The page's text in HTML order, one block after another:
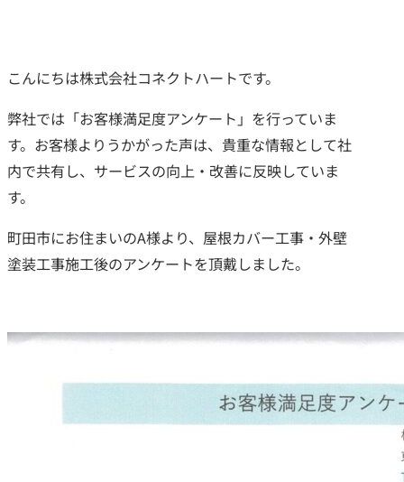
こんにちは株式会社コネクトハートです。
弊社では「お客様満足度アンケート」を行っていま
す。お客様よりうかがった声は、貴重な情報として社
内で共有し、サービスの向上・改善に反映していま
す。
町田市にお住まいのA様より、屋根カバー工事・外壁
塗装工事施工後のアンケートを頂戴しました。